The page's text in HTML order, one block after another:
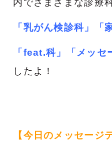
内でさまざまな診療
「乳がん検診科」「
「feat.科」「メッセ
したよ！
【今日のメッセージ